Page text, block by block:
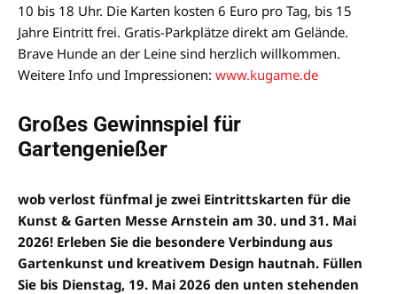
10 bis 18 Uhr. Die Karten kosten 6 Euro pro Tag, bis 15
Jahre Eintritt frei. Gratis-Parkplätze direkt am Gelände.
Brave Hunde an der Leine sind herzlich willkommen.
Weitere Info und Impressionen: www.kugame.de
Großes Gewinnspiel für
Gartengenießer
wob verlost fünfmal je zwei Eintrittskarten für die
Kunst & Garten Messe Arnstein am 30. und 31. Mai
2026! Erleben Sie die besondere Verbindung aus
Gartenkunst und kreativem Design hautnah. Füllen
Sie bis Dienstag, 19. Mai 2026 den unten stehenden